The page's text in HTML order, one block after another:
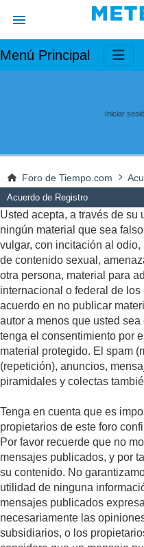
Menú Principal
Iniciar
Foro de Tiempo.com
Acuerdo de Registro
Usted acepta, a través de su
ningún material que sea
vulgar, con incitación al
de contenido sexual,
otra persona, material para
internacional o federal de
acuerdo en no publicar
autor a menos que usted
tenga el consentimiento por
material protegido. El spam
(repetición), anuncios,
piramidales y colectas
Tenga en cuenta que es
propietarios de este foro
Por favor recuerde que no
mensajes publicados, y por
su contenido. No
utilidad de ninguna
mensajes publicados
necesariamente las
subsidiarios, o los